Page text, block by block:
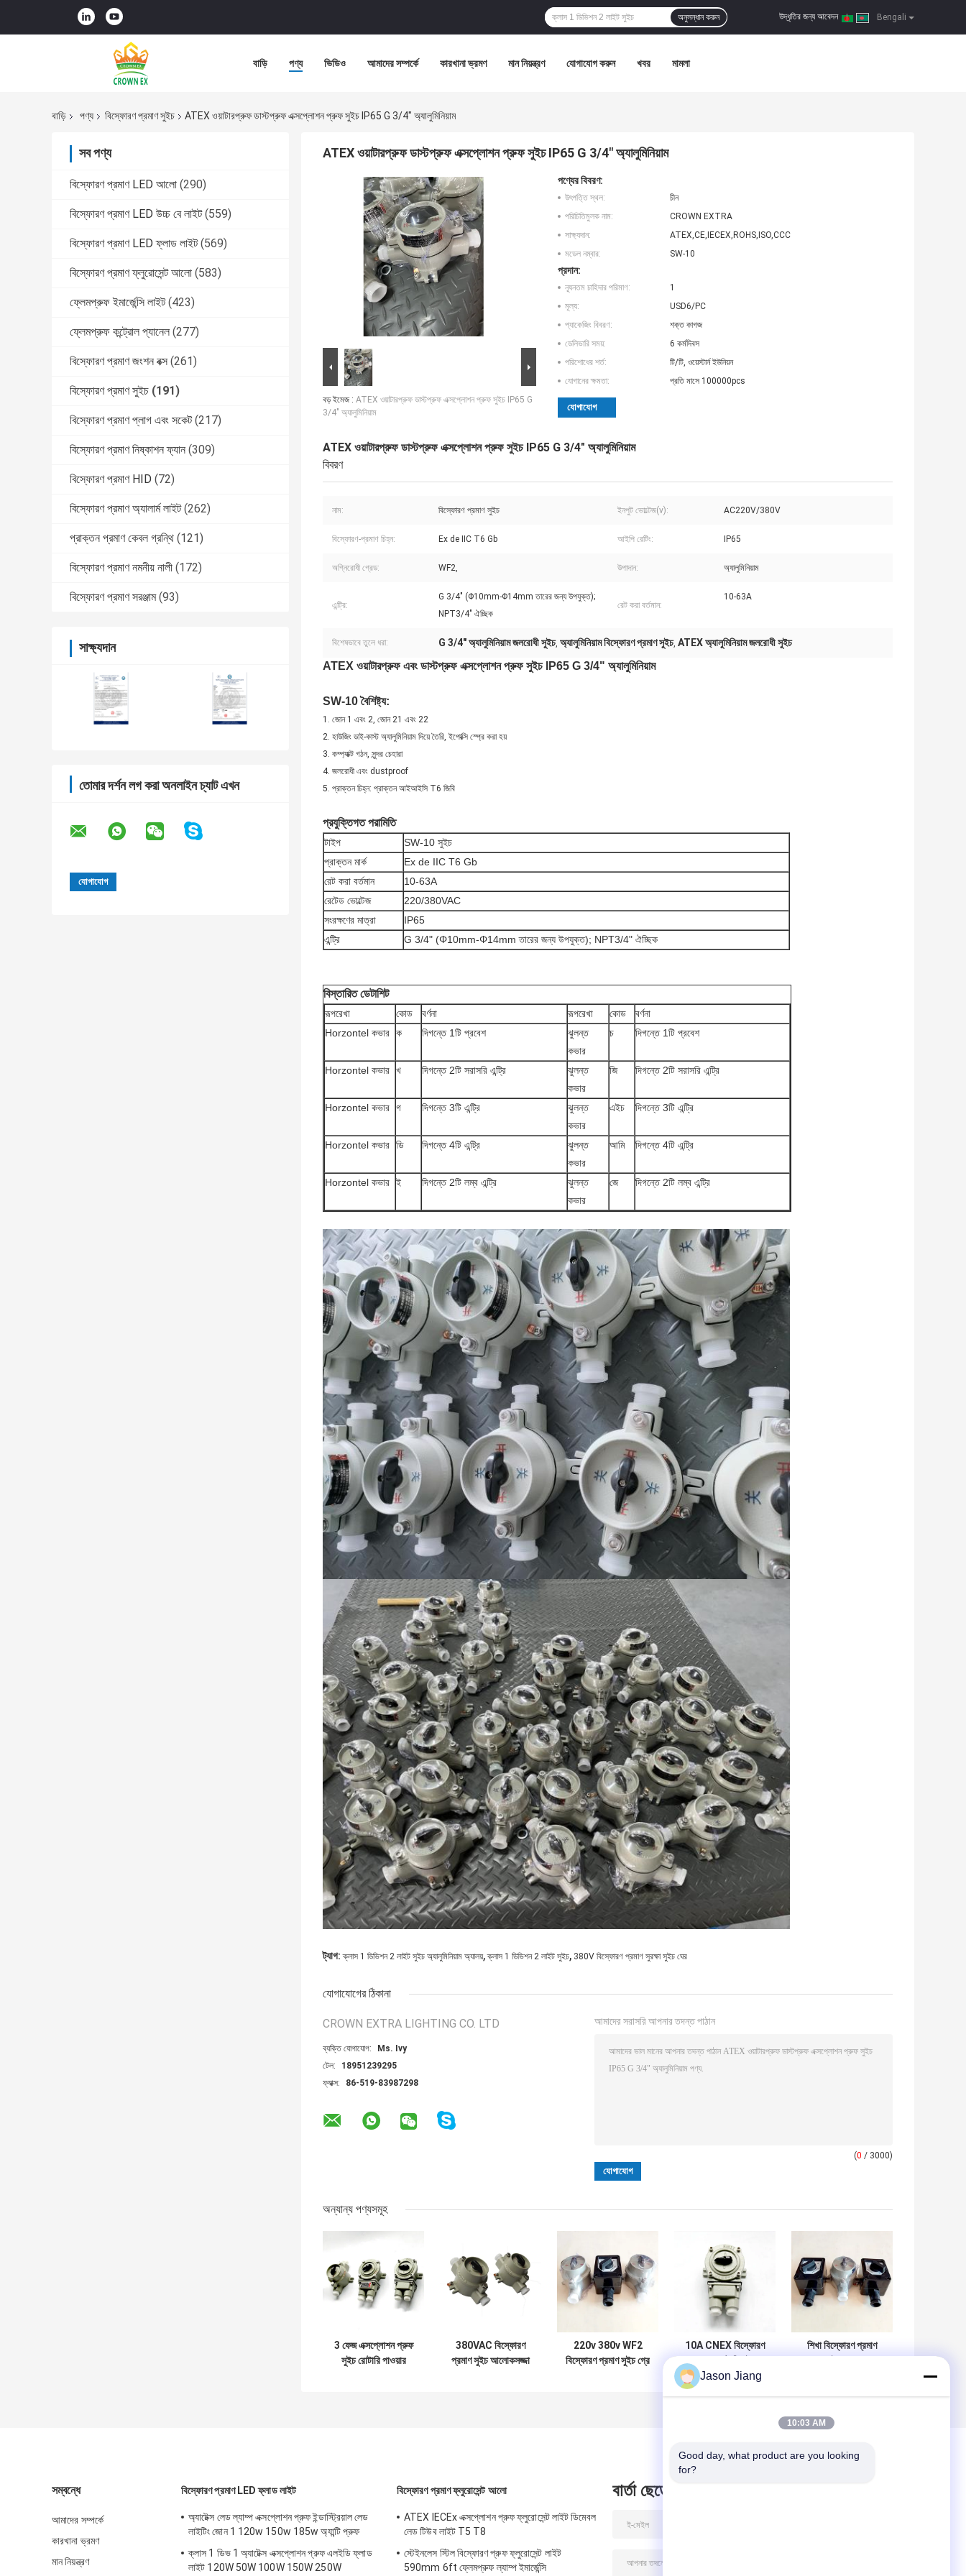
Bengali
উদ্ধৃতির জন্য আবেদন |
অনুসন্ধান করুন
বাড়ি পণ্য ভিডিও আমাদের সম্পর্কে কারখানা ভ্রমণ মান নিয়ন্ত্রণ যোগাযোগ করুন খবর মামলা
বাড়ি পণ্য বিস্ফোরণ প্রমাণ সুইচ ATEX ওয়াটারপ্রুফ ডাস্টপ্রুফ এক্সপ্লোশন প্রুফ সুইচ IP65 G 3/4" অ্যালুমিনিয়াম
সব পণ্য
বিস্ফোরণ প্রমাণ LED আলো (290)
বিস্ফোরণ প্রমাণ LED উচ্চ বে লাইট (559)
বিস্ফোরণ প্রমাণ LED ফ্লাড লাইট (569)
বিস্ফোরণ প্রমাণ ফ্লুরোসেন্ট আলো (583)
ফ্লেমপ্রুফ ইমার্জেন্সি লাইট (423)
ফ্লেমপ্রুফ কন্ট্রোল প্যানেল (277)
বিস্ফোরণ প্রমাণ জংশন বক্স (261)
বিস্ফোরণ প্রমাণ সুইচ (191)
বিস্ফোরণ প্রমাণ প্লাগ এবং সকেট (217)
বিস্ফোরণ প্রমাণ নিষ্কাশন ফ্যান (309)
বিস্ফোরণ প্রমাণ HID (72)
বিস্ফোরণ প্রমাণ অ্যালার্ম লাইট (262)
প্রাক্তন প্রমাণ কেবল গ্রন্থি (121)
বিস্ফোরণ প্রমাণ নমনীয় নালী (172)
বিস্ফোরণ প্রমাণ সরঞ্জাম (93)
সাক্ষ্যদান
তোমার দর্শন লগ করা অনলাইন চ্যাট এখন
ATEX ওয়াটারপ্রুফ ডাস্টপ্রুফ এক্সপ্লোশন প্রুফ সুইচ IP65 G 3/4" অ্যালুমিনিয়াম
বড় ইমেজ : ATEX ওয়াটারপ্রুফ ডাস্টপ্রুফ এক্সপ্লোশন প্রুফ সুইচ IP65 G
3/4" অ্যালুমিনিয়াম
পণ্যের বিবরণ:
উৎপত্তি স্থল:
চীন
পরিচিতিমুলক নাম:
CROWN EXTRA
সাক্ষ্যদান:
ATEX,CE,IECEX,ROHS,ISO,CCC
মডেল নম্বার:
SW-10
প্রদান:
ন্যূনতম চাহিদার পরিমাণ:
1
মূল্য:
USD6/PC
প্যাকেজিং বিবরণ:
শক্ত কাগজ
ডেলিভারি সময়:
6 কর্মদিবস
পরিশোধের শর্ত:
টি/টি, ওয়েস্টার্ন ইউনিয়ন
যোগানের ক্ষমতা:
প্রতি মাসে 100000pcs
যোগাযোগ
ATEX ওয়াটারপ্রুফ ডাস্টপ্রুফ এক্সপ্লোশন প্রুফ সুইচ IP65 G 3/4" অ্যালুমিনিয়াম
বিবরণ
নাম: বিস্ফোরণ প্রমাণ সুইচ ইনপুট ভোল্টেজ(v): AC220V/380V
বিস্ফোরণ-প্রমাণ চিহ্ন: Ex de IIC T6 Gb আইপি রেটিং: IP65
অগ্নিরোধী গ্রেড: WF2, উপাদান: অ্যালুমিনিয়াম
এন্ট্রি:
G 3/4" (Φ10mm-Φ14mm তারের জন্য উপযুক্ত);
NPT3/4" ঐচ্ছিক
রেট করা বর্তমান:
10-63A
বিশেষভাবে তুলে ধরা: G 3/4" অ্যালুমিনিয়াম জলরোধী সুইচ, অ্যালুমিনিয়াম বিস্ফোরণ প্রমাণ সুইচ, ATEX অ্যালুমিনিয়াম জলরোধী সুইচ
ATEX ওয়াটারপ্রুফ এবং ডাস্টপ্রুফ এক্সপ্লোশন প্রুফ সুইচ IP65 G 3/4" অ্যালুমিনিয়াম
SW-10 বৈশিষ্ট্য:
1. জোন 1 এবং 2, জোন 21 এবং 22
2. হাউজিং ডাই-কাস্ট অ্যালুমিনিয়াম দিয়ে তৈরি, ইপোক্সি স্প্রে করা হয়
3. কম্প্যাক্ট গঠন, সুন্দর চেহারা
4. জলরোধী এবং dustproof
5. প্রাক্তন চিহ্ন: প্রাক্তন আইআইসি T6 জিবি
প্রযুক্তিগত পরামিতি
টাইপ
SW-10 সুইচ
প্রাক্তন মার্ক
Ex de IIC T6 Gb
রেট করা বর্তমান
10-63A
রেটেড ভোল্টেজ
220/380VAC
সংরক্ষণের মাত্রা
IP65
এন্ট্রি
G 3/4" (Φ10mm-Φ14mm তারের জন্য উপযুক্ত); NPT3/4" ঐচ্ছিক
বিস্তারিত ডেটাশিট
রূপরেখা কোড বর্ণনা রূপরেখা কোড
বর্ণনা
Horzontel কভার ক দিগন্তে 1টি প্রবেশ
ঝুলন্ত
কভার
চ দিগন্তে 1টি প্রবেশ
Horzontel কভার খ দিগন্তে 2টি সরাসরি এন্ট্রি
ঝুলন্ত
কভার
জি দিগন্তে 2টি সরাসরি এন্ট্রি
Horzontel কভার গ দিগন্তে 3টি এন্ট্রি
ঝুলন্ত
কভার
এইচ দিগন্তে 3টি এন্ট্রি
Horzontel কভার ডি দিগন্তে 4টি এন্ট্রি
ঝুলন্ত
কভার
আমি দিগন্তে 4টি এন্ট্রি
Horzontel কভার ই দিগন্তে 2টি লম্ব এন্ট্রি
ঝুলন্ত
কভার
জে দিগন্তে 2টি লম্ব এন্ট্রি
ট্যাগ: ক্লাস 1 ডিভিশন 2 লাইট সুইচ অ্যালুমিনিয়াম অ্যালয়, ক্লাস 1 ডিভিশন 2 লাইট সুইচ, 380V বিস্ফোরণ প্রমাণ সুরক্ষা সুইচ ঘের
যোগাযোগের ঠিকানা
CROWN EXTRA LIGHTING CO. LTD
ব্যক্তি যোগাযোগ:
Ms. Ivy
টেল:
18951239295
ফ্যাক্স:
86-519-83987298
আমাদের সরাসরি আপনার তদন্ত পাঠান
(0 / 3000)
অন্যান্য পণ্যসমূহ
3 ফেজ এক্সপ্লোশন প্রুফ
সুইচ রোটারি পাওয়ার
380VAC বিস্ফোরণ
প্রমাণ সুইচ আলোকসজ্জা
220v 380v WF2
বিস্ফোরণ প্রমাণ সুইচ গ্রে
10A CNEX বিস্ফোরণ
স্থানান্তর নির্বাচক
শিখা বিস্ফোরণ প্রমাণ
সম্বন্ধে
আমাদের সম্পর্কে
কারখানা ভ্রমণ
মান নিয়ন্ত্রণ
বিস্ফোরণ প্রমাণ LED ফ্লাড লাইট
অ্যাটেক্স লেড ল্যাম্প এক্সপ্লোশন প্রুফ ইন্ডাস্ট্রিয়াল লেড
লাইটিং জোন 1 120w 150w 185w অ্যান্টি প্রুফ
ক্লাস 1 ডিভ 1 অ্যাটেক্স এক্সপ্লোশন প্রুফ এলইডি ফ্লাড
লাইট 120W 50W 100W 150W 250W
বিস্ফোরণ প্রমাণ ফ্লুরোসেন্ট আলো
ATEX IECEx এক্সপ্লোশন প্রুফ ফ্লুরোসেন্ট লাইট ডিমেবল
লেড টিউব লাইট T5 T8
স্টেইনলেস স্টিল বিস্ফোরণ প্রুফ ফ্লুরোসেন্ট লাইট
590mm 6ft ফ্লেমপ্রুফ ল্যাম্প ইমার্জেন্সি
বার্তা ছেড়ে
Jason Jiang
10:03 AM
Good day, what product are you looking
for?